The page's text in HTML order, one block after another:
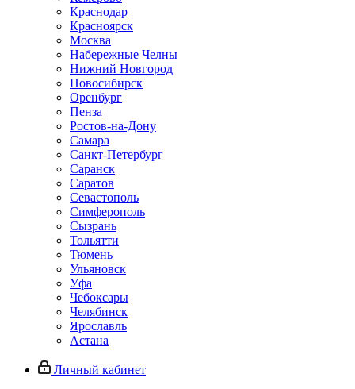
Краснодар
Красноярск
Москва
Набережные Челны
Нижний Новгород
Новосибирск
Оренбург
Пенза
Ростов-на-Дону
Самара
Санкт-Петербург
Саранск
Саратов
Севастополь
Симферополь
Сызрань
Тольятти
Тюмень
Ульяновск
Уфа
Чебоксары
Челябинск
Ярославль
Астана
Личный кабинет